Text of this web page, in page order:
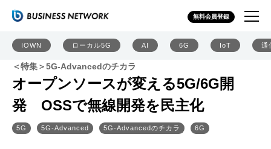
無料会員登録
IOWN ローカル5G AI 6G IoT 通
＜特集＞5G-Advancedのチカラ
オープンソースが変える5G/6G開
発 OSSで無線開発を民主化
5G 5G-Advanced 5G-Advancedのチカラ 6G